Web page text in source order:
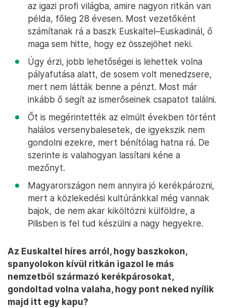
az igazi profi világba, amire nagyon ritkán van
példa, főleg 28 évesen. Most vezetőként
számítanak rá a baszk Euskaltel–Euskadinál, ő
maga sem hitte, hogy ez összejöhet neki.
Úgy érzi, jobb lehetőségei is lehettek volna
pályafutása alatt, de sosem volt menedzsere,
mert nem látták benne a pénzt. Most már
inkább ő segít az ismerőseinek csapatot találni.
Őt is megérintették az elmúlt években történt
halálos versenybalesetek, de igyekszik nem
gondolni ezekre, mert bénítólag hatna rá. De
szerinte is valahogyan lassítani kéne a
mezőnyt.
Magyarországon nem annyira jó kerékpározni,
mert a közlekedési kultúránkkal még vannak
bajok, de nem akar kiköltözni külföldre, a
Pilisben is fel tud készülni a nagy hegyekre.
Az Euskaltel híres arról, hogy baszkokon,
spanyolokon kívül ritkán igazol le más
nemzetből származó kerékpárosokat,
gondoltad volna valaha, hogy pont neked nyílik
majd itt egy kapu?